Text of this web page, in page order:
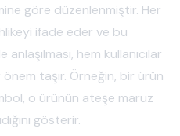
göre düzenlenmiştir. Her
ifade eder ve bu
hem kullanıcılar
taşır. Örneğin, bir ürün
o ürünün ateşe maruz
gösterir.